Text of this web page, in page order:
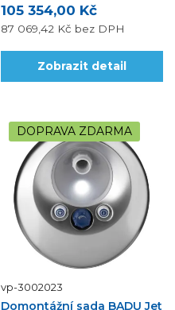
105 354,00 Kč
87 069,42 Kč bez DPH
Zobrazit detail
DOPRAVA ZDARMA
vp-3002023
Domontážní sada BADU Jet